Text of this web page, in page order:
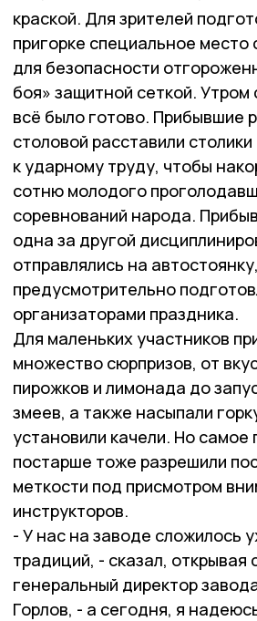
краской. Для зрителей
пригорке специальное место
для безопасности
боя» защитной сеткой.
всё было готово. Прибывшие
столовой расставили
к ударному труду, чтобы
сотню молодого
соревнований народа.
одна за другой
отправлялись на автостоянку,
предусмотрительно
организаторами праздника.
Для маленьких участников
множество сюрпризов, от
пирожков и лимонада до
змеев, а также насыпали
установили качели. Но самое
постарше тоже разрешили
меткости под присмотром
инструкторов.
- У нас на заводе сложилось
традиций, - сказал, открывая
генеральный директор
Горлов, - а сегодня, я